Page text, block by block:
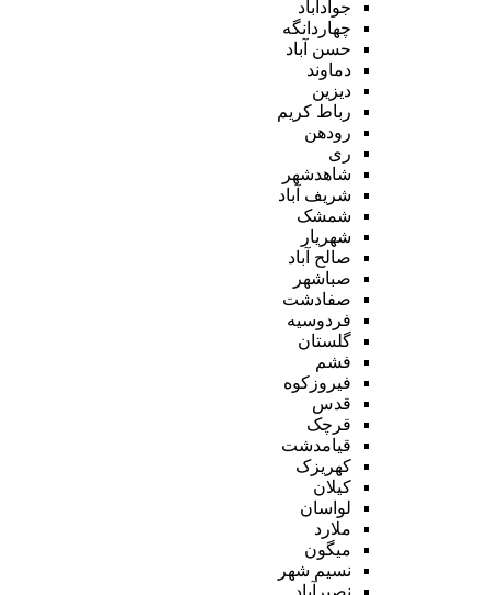
جوادآباد
چهاردانگه
حسن آباد
دماوند
دیزین
رباط کریم
رودهن
ری
شاهدشهر
شریف آباد
شمشک
شهریار
صالح آباد
صباشهر
صفادشت
فردوسیه
گلستان
فشم
فیروزکوه
قدس
قرچک
قیامدشت
کهریزک
کیلان
لواسان
ملارد
میگون
نسیم شهر
نصیرآباد